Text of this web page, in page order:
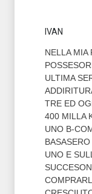
IVAN
NELLA MIA
ULTIMA
TRE ED
400 MILLA
UNO B-
UNO E